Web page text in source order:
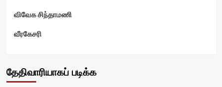
விவேக சிந்தாமணி
வீரகேசரி
தேதிவாரியாகப் படிக்க